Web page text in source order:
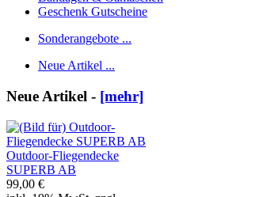
Geschenk Gutscheine
Sonderangebote ...
Neue Artikel ...
Neue Artikel - [mehr]
Outdoor-Fliegendecke
SUPERB AB
99,00 €